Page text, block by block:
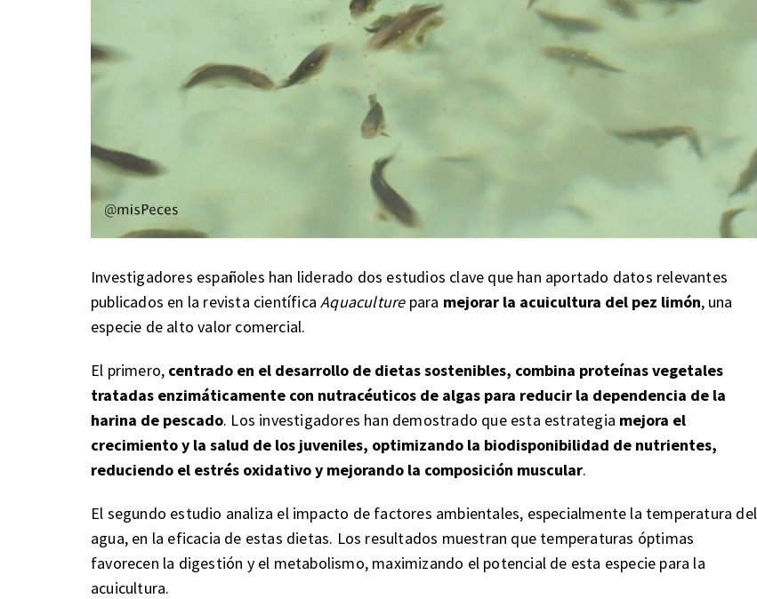
Investigadores españoles han liderado dos estudios clave que han aportado datos relevantes
publicados en la revista científicaAquaculturepara mejorar la acuicultura del pez limón, una
especie de alto valor comercial.
El primero, centrado en el desarrollo de dietas sostenibles, combina proteínas vegetales
tratadas enzimáticamente con nutracéuticos de algas para reducir la dependencia de la
harina de pescado. Los investigadores han demostrado que esta estrategia mejora el
crecimiento y la salud de los juveniles, optimizando la biodisponibilidad de nutrientes,
reduciendo el estrés oxidativo y mejorando la composición muscular.
El segundo estudio analiza el impacto de factores ambientales, especialmente la temperatura del
agua, en la eficacia de estas dietas. Los resultados muestran que temperaturas óptimas
favorecen la digestión y el metabolismo, maximizando el potencial de esta especie para la
acuicultura.